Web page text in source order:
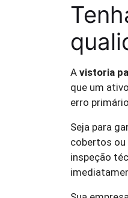
A vistoria
que um
erro
Seja para
cobertos ou
inspeção